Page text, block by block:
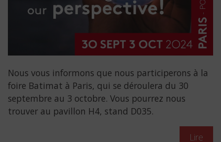
Nous vous informons que nous participerons à la
foire Batimat à Paris, qui se déroulera du 30
septembre au 3 octobre. Vous pourrez nous
trouver au pavillon H4, stand D035.
Lire